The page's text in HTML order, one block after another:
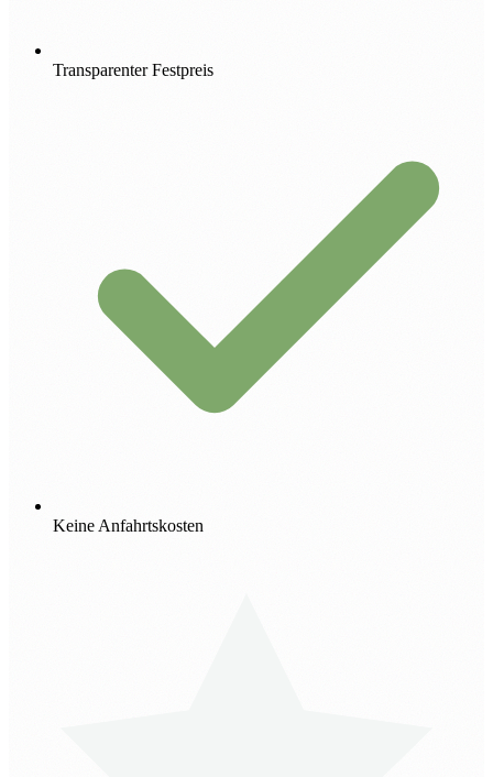
Transparenter Festpreis
Keine Anfahrtskosten